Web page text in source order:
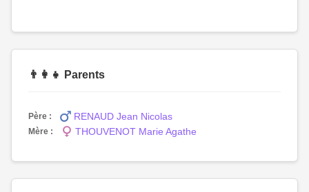
👨‍👩‍👧 Parents
Père : RENAUD Jean Nicolas
Mère : THOUVENOT Marie Agathe